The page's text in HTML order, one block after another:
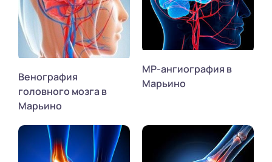
Венография
головного мозга в
Марьино
МР-ангиография в
Марьино